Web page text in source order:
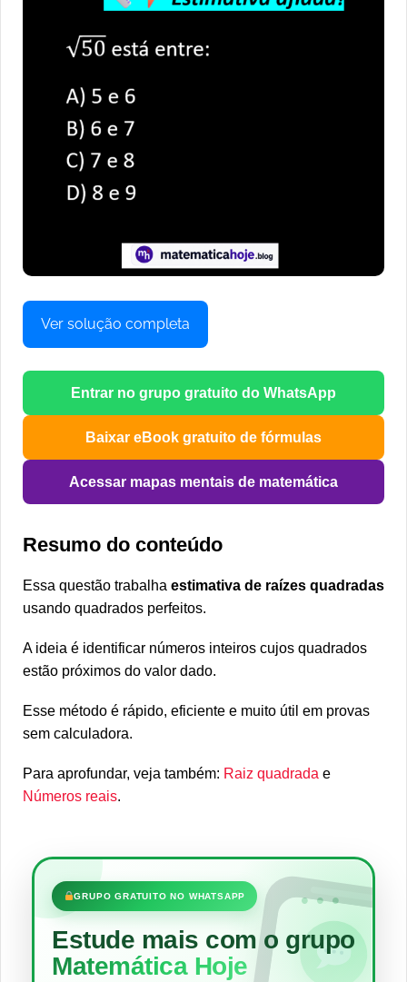
Ver solução completa
Entrar no grupo gratuito do WhatsApp
Baixar eBook gratuito de fórmulas
Acessar mapas mentais de matemática
Resumo do conteúdo
Essa questão trabalha estimativa de raízes quadradas
usando quadrados perfeitos.
A ideia é identificar números inteiros cujos quadrados
estão próximos do valor dado.
Esse método é rápido, eficiente e muito útil em provas
sem calculadora.
Para aprofundar, veja também: Raiz quadrada e
Números reais.
•••
GRUPO GRATUITO NO WHATSAPP
Estude mais com o grupo
Matemática Hoje